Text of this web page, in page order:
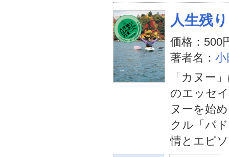
人生残
価格：500
著者名： 小
「カヌー
のエッセ
ヌーを始
クル「パ
情とエピ